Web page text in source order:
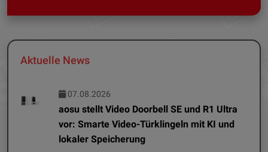
Aktuelle News
07.08.2026
aosu stellt Video Doorbell SE und R1 Ultra
vor: Smarte Video-Türklingeln mit KI und
lokaler Speicherung